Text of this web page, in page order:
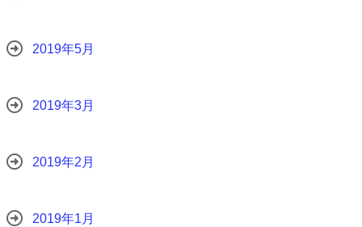
2019年5月
2019年3月
2019年2月
2019年1月